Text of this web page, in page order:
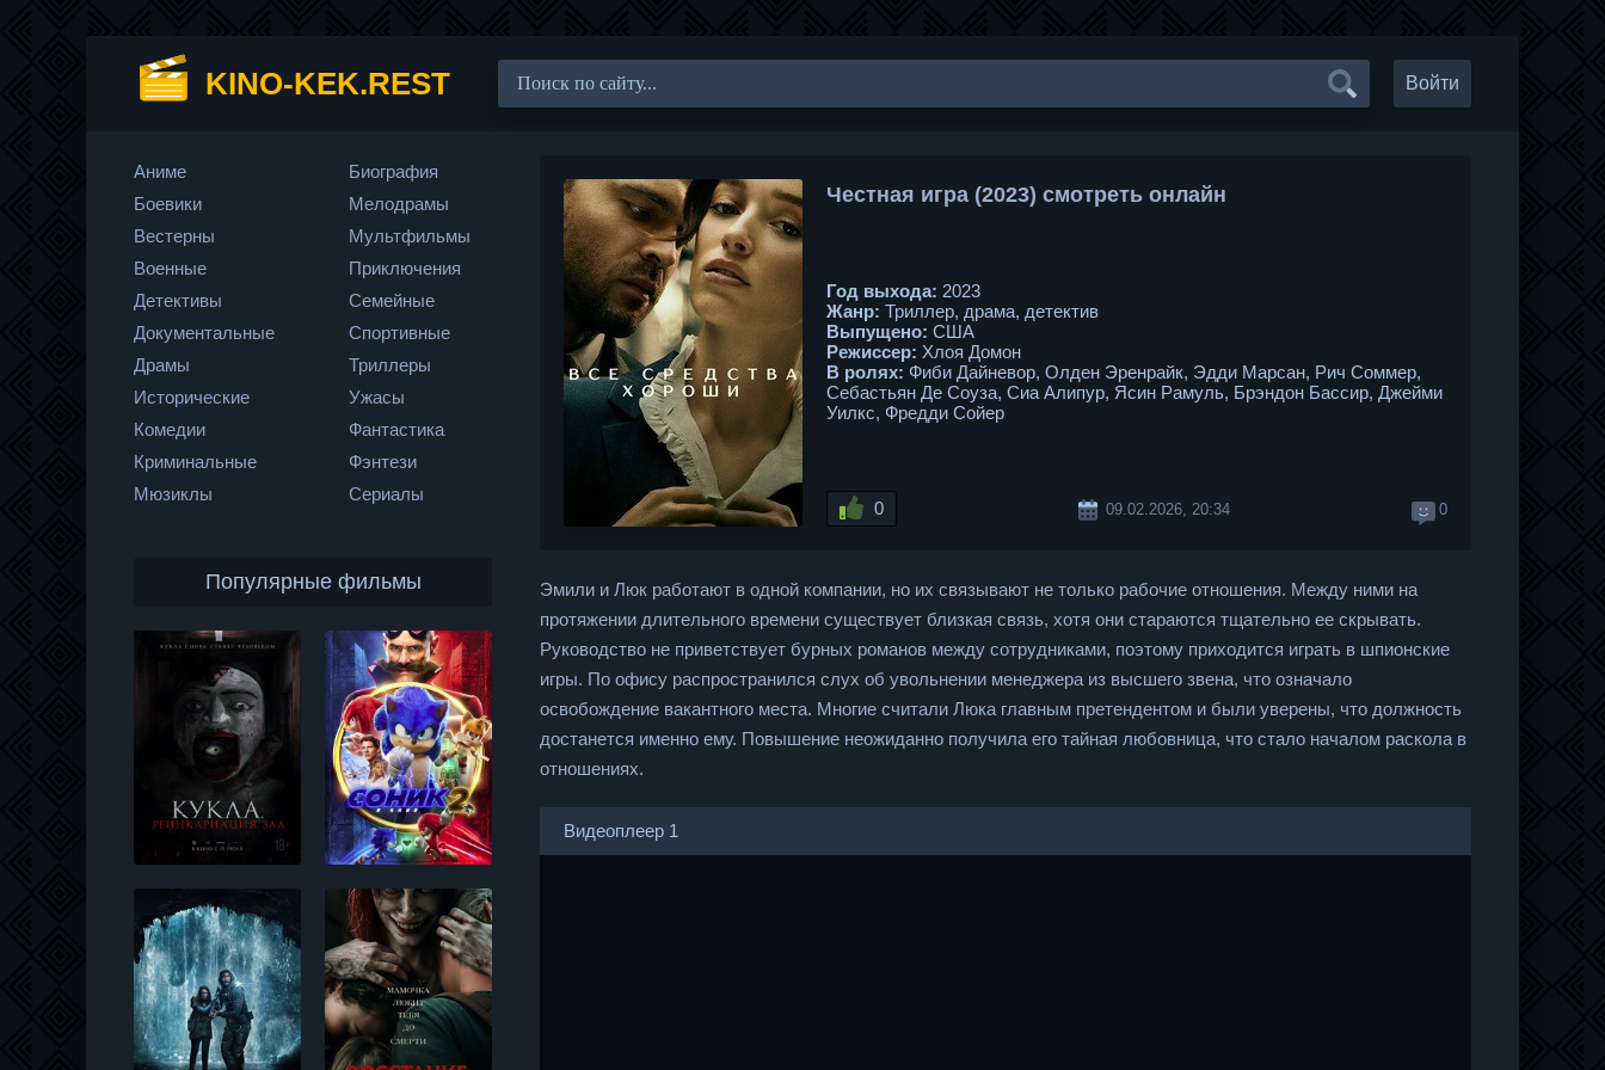
KINO-KEK.REST Войти
Честная игра (2023) смотреть онлайн
Год выхода: 2023
Жанр: Триллер, драма, детектив
Выпущено: США
Режиссер: Хлоя Домон
В ролях: Фиби Дайневор, Олден Эренрайк, Эдди Марсан, Рич Соммер,
Себастьян Де Соуза, Сиа Алипур, Ясин Рамуль, Брэндон Бассир, Джейми
Уилкс, Фредди Сойер
0 09.02.2026, 20:34 0
Эмили и Люк работают в одной компании, но их связывают не только рабочие отношения. Между ними на
протяжении длительного времени существует близкая связь, хотя они стараются тщательно ее скрывать.
Руководство не приветствует бурных романов между сотрудниками, поэтому приходится играть в шпионские
игры. По офису распространился слух об увольнении менеджера из высшего звена, что означало
освобождение вакантного места. Многие считали Люка главным претендентом и были уверены, что должность
достанется именно ему. Повышение неожиданно получила его тайная любовница, что стало началом раскола в
отношениях.
Видеоплеер 1
Аниме
Боевики
Вестерны
Военные
Детективы
Документальные
Драмы
Исторические
Комедии
Криминальные
Мюзиклы
Биография
Мелодрамы
Мультфильмы
Приключения
Семейные
Спортивные
Триллеры
Ужасы
Фантастика
Фэнтези
Сериалы
Популярные фильмы